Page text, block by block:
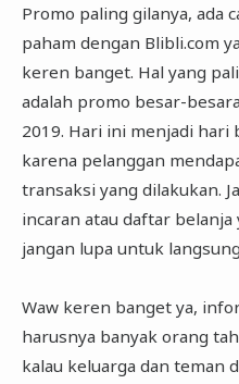
Promo paling gilanya, ada
paham dengan Blibli.com
keren banget. Hal yang
adalah promo besar-
2019. Hari ini menjadi hari
karena pelanggan
transaksi yang dilakukan.
incaran atau daftar
jangan lupa untuk
Waw keren banget ya,
harusnya banyak orang
kalau keluarga dan teman